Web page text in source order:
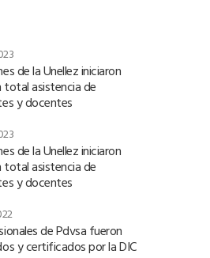
de la Unellez iniciaron
total asistencia de
y docentes
de la Unellez iniciaron
total asistencia de
y docentes
de Pdvsa fueron
y certificados por la DIC